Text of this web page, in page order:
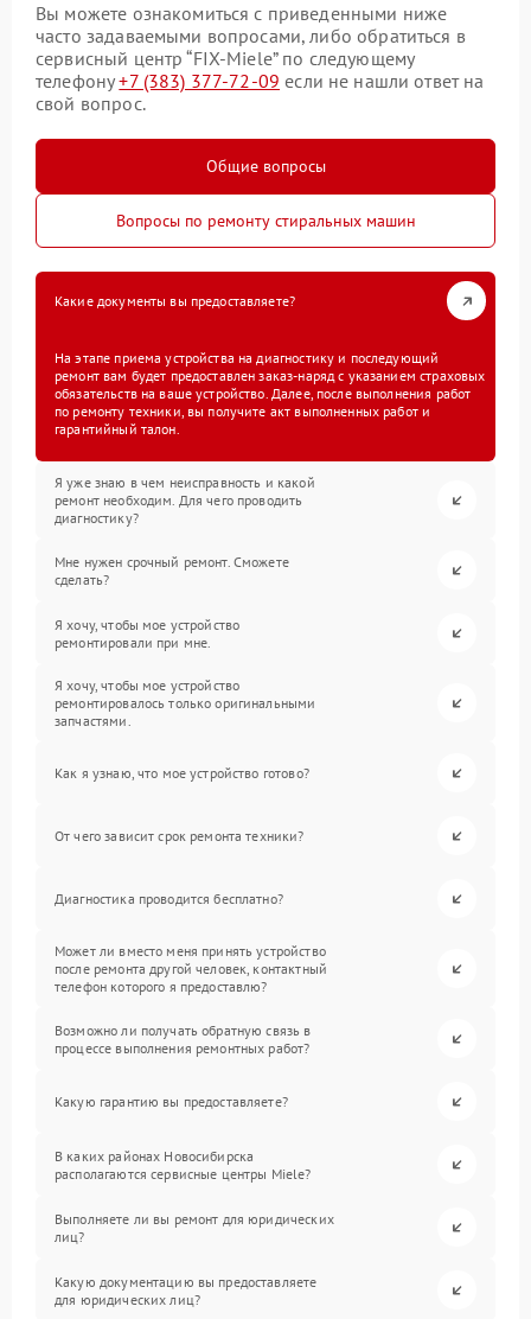
Вы можете ознакомиться с приведенными ниже
часто задаваемыми вопросами, либо обратиться в
сервисный центр “FIX-Miele” по следующему
телефону+7 (383) 377-72-09 если не нашли ответ на
свой вопрос.
Общие вопросы
Вопросы по ремонту стиральных машин
Какие документы вы предоставляете?
На этапе приема устройства на диагностику и последующий
ремонт вам будет предоставлен заказ-наряд с указанием страховых
обязательств на ваше устройство. Далее, после выполнения работ
по ремонту техники, вы получите акт выполненных работ и
гарантийный талон.
Я уже знаю в чем неисправность и какой
ремонт необходим. Для чего проводить
диагностику?
Мне нужен срочный ремонт. Сможете
сделать?
Я хочу, чтобы мое устройство
ремонтировали при мне.
Я хочу, чтобы мое устройство
ремонтировалось только оригинальными
запчастями.
Как я узнаю, что мое устройство готово?
От чего зависит срок ремонта техники?
Диагностика проводится бесплатно?
Может ли вместо меня принять устройство
после ремонта другой человек, контактный
телефон которого я предоставлю?
Возможно ли получать обратную связь в
процессе выполнения ремонтных работ?
Какую гарантию вы предоставляете?
В каких районах Новосибирска
располагаются сервисные центры Miele?
Выполняете ли вы ремонт для юридических
лиц?
Какую документацию вы предоставляете
для юридических лиц?